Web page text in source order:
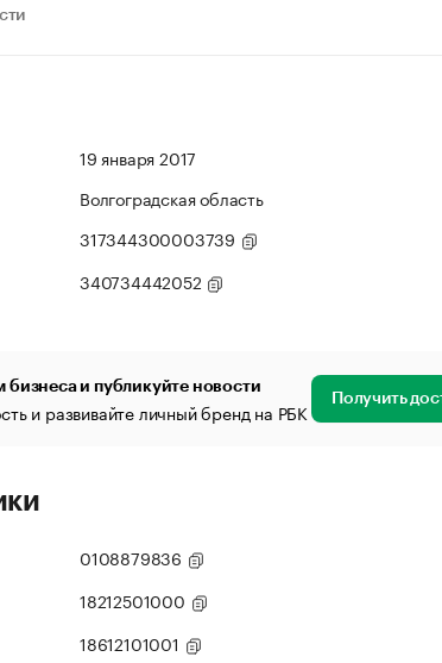
19 января 2017
Волгоградская область
317344300003739
340734442052
бизнеса и публикуйте новости
и развивайте личный бренд на РБК Получить
0108879836
18212501000
18612101001